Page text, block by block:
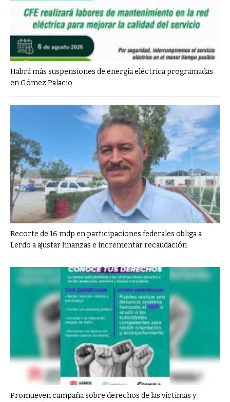
Habrá más suspensiones de energía eléctrica programadas
en Gómez Palacio
Recorte de 16 mdp en participaciones federales obliga a
Lerdo a ajustar finanzas e incrementar recaudación
Promueven campaña sobre derechos de las víctimas y